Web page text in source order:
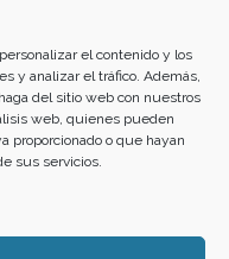
el contenido y los
y analizar el tráfico. Además,
del sitio web con nuestros
web, quienes pueden
proporcionado o que hayan
sus servicios.
Crea tu evento